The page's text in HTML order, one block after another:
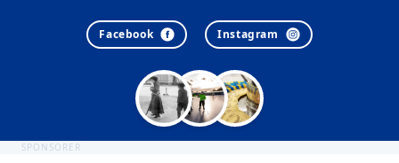
Facebook Instagram
SPONSORER